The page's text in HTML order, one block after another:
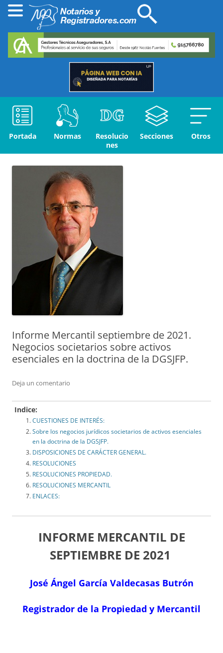
Portada Normas
Resolucio
nes
Secciones Otros
Informe Mercantil septiembre de 2021.
Negocios societarios sobre activos
esenciales en la doctrina de la DGSJFP.
Deja un comentario
Indice:
CUESTIONES DE INTERÉS:
Sobre los negocios jurídicos societarios de activos esenciales
en la doctrina de la DGSJFP.
DISPOSICIONES DE CARÁCTER GENERAL.
RESOLUCIONES
RESOLUCIONES PROPIEDAD.
RESOLUCIONES MERCANTIL
ENLACES:
INFORME MERCANTIL DE
SEPTIEMBRE DE 2021
José Ángel García Valdecasas Butrón
Registrador de la Propiedad y Mercantil